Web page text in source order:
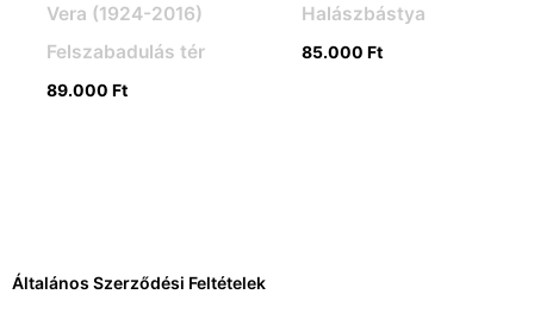
Vera (1924-2016)
Felszabadulás tér
89.000 Ft
Halászbástya
85.000 Ft
Általános Szerződési Feltételek